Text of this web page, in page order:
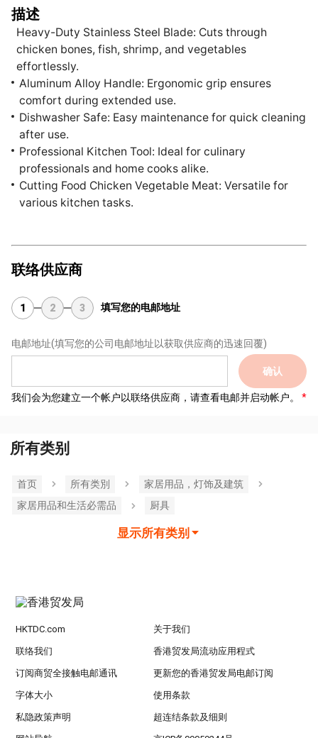
描述
Heavy-Duty Stainless Steel Blade: Cuts through
chicken bones, fish, shrimp, and vegetables
effortlessly.
Aluminum Alloy Handle: Ergonomic grip ensures
comfort during extended use.
Dishwasher Safe: Easy maintenance for quick cleaning
after use.
Professional Kitchen Tool: Ideal for culinary
professionals and home cooks alike.
Cutting Food Chicken Vegetable Meat: Versatile for
various kitchen tasks.
联络供应商
1 2 3 填写您的电邮地址
电邮地址(填写您的公司电邮地址以获取供应商的迅速回覆)
确认
我们会为您建立一个帐户以联络供应商，请查看电邮并启动帐户。
所有类别
首页 所有类別
家居用品，灯饰及建筑
家居用品和生活必需品
厨具
显示所有类别
HKTDC.com 关于我们
联络我们 香港贸发局流动应用程式
订阅商贸全接触电邮通讯 更新您的香港贸发局电邮订阅
字体大小 使用条款
私隐政策声明 超连结条款及细则